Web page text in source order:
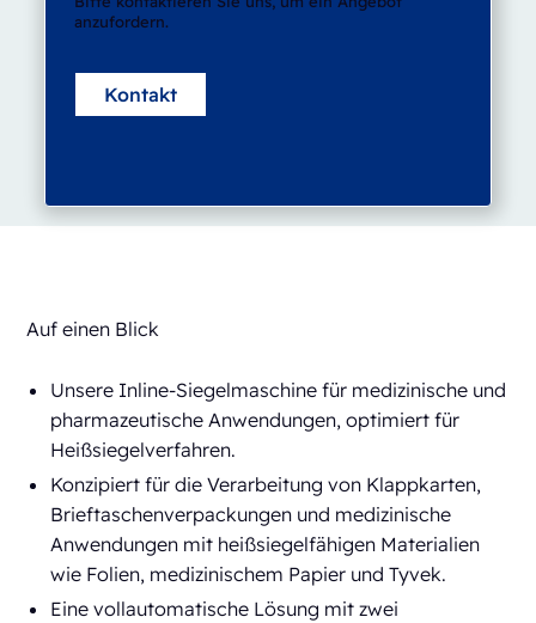
anzufordern.
Kontakt
Auf einen Blick
Unsere Inline-Siegelmaschine für medizinische und
pharmazeutische Anwendungen, optimiert für
Heißsiegelverfahren.
Konzipiert für die Verarbeitung von Klappkarten,
Brieftaschenverpackungen und medizinische
Anwendungen mit heißsiegelfähigen Materialien
wie Folien, medizinischem Papier und Tyvek.
Eine vollautomatische Lösung mit zwei